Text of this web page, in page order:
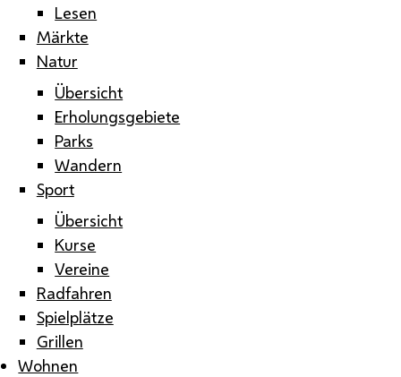
Lesen
Märkte
Natur
Übersicht
Erholungsgebiete
Parks
Wandern
Sport
Übersicht
Kurse
Vereine
Radfahren
Spielplätze
Grillen
Wohnen